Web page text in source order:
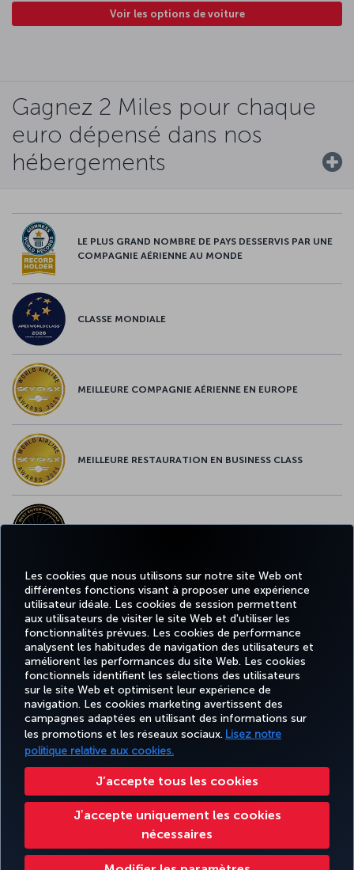
Les cookies que nous utilisons sur notre site Web ont
différentes fonctions visant à proposer une expérience
utilisateur idéale. Les cookies de session permettent
aux utilisateurs de visiter le site Web et d'utiliser les
fonctionnalités prévues. Les cookies de performance
analysent les habitudes de navigation des utilisateurs et
améliorent les performances du site Web. Les cookies
fonctionnels identifient les sélections des utilisateurs
sur le site Web et optimisent leur expérience de
navigation. Les cookies marketing avertissent des
campagnes adaptées en utilisant des informations sur
les promotions et les réseaux sociaux. Lisez notre
politique relative aux cookies.
J’accepte tous les cookies
Jʼaccepte uniquement les cookies
nécessaires
Voir les options de voiture
Gagnez 2 Miles pour chaque
euro dépensé dans nos
hébergements
LE PLUS GRAND NOMBRE DE PAYS DESSERVIS PAR UNE
COMPAGNIE AÉRIENNE AU MONDE
CLASSE MONDIALE
MEILLEURE COMPAGNIE AÉRIENNE EN EUROPE
MEILLEURE RESTAURATION EN BUSINESS CLASS
MEILLEUR WI-FI EN EUROPE
RÉSERVER
ET GÉRER
EXPÉRIENCE
OFFRES ET
DESTINATIONS
AIDE
TURKISH
AIRLINES
HOLIDAYS
Informations Légales Accessibilité
Règlement en ligne des litiges
Air Passenger Protection Regulation (Canada)
Accessibility Plan and Feedback Process (Canada) Accessibility Plan Progress Report
Accessibility Plan Progress Report 2025
Turkish Airlines Copyright © 1996 - 2026